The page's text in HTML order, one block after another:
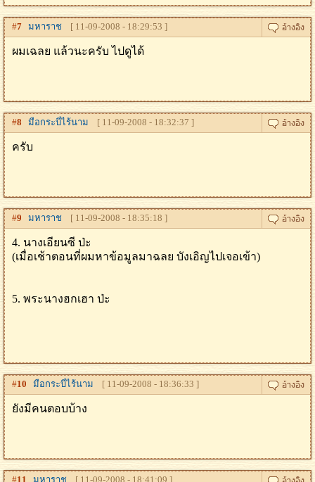
#7 มหาราช [ 11-09-2008 - 18:29:53 ]
ผมเฉลย แล้วนะครับ ไปดูได้
#8 มือกระบี่ไร้นาม [ 11-09-2008 - 18:32:37 ]
ครับ
#9 มหาราช [ 11-09-2008 - 18:35:18 ]
4. นางเอียนซี ป่ะ
(เมื่อเช้าตอนที่ผมหาข้อมูลมาฉลย บังเอิญไปเจอเข้า)
5. พระนางฮกเฮา ป่ะ
#10 มือกระบี่ไร้นาม [ 11-09-2008 - 18:36:33 ]
ยังมีคนตอบบ้าง
#11 มหาราช [ 11-09-2008 - 18:41:09 ]